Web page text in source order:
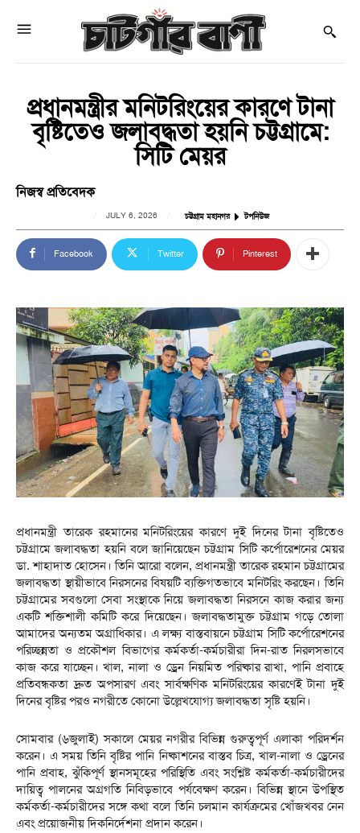
প্রধানমন্ত্রীর মনিটরিংয়ের কারণে টানা
বৃষ্টিতেও জলাবদ্ধতা হয়নি চট্টগ্রামে:
সিটি মেয়র
নিজস্ব প্রতিবেদক
JULY 6, 2026 চট্টগ্রাম মহানগর টপনিউজ
Facebook Twitter Pinterest
প্রধানমন্ত্রী তারেক রহমানের মনিটরিংয়ের কারণে দুই দিনের টানা বৃষ্টিতেও
চট্টগ্রামে জলাবদ্ধতা হয়নি বলে জানিয়েছেন চট্টগ্রাম সিটি কর্পোরেশনের মেয়র
ডা. শাহাদাত হোসেন। তিনি আরো বলেন, প্রধানমন্ত্রী তারেক রহমান চট্টগ্রামের
জলাবদ্ধতা স্থায়ীভাবে নিরসনের বিষয়টি ব্যক্তিগতভাবে মনিটরিং করছেন। তিনি
চট্টগ্রামের সবগুলো সেবা সংস্থাকে নিয়ে জলাবদ্ধতা নিরসনে কাজ করার জন্য
একটি শক্তিশালী কমিটি করে দিয়েছেন। জলাবদ্ধতামুক্ত চট্টগ্রাম গড়ে তোলা
আমাদের অন্যতম অগ্রাধিকার। এ লক্ষ্য বাস্তবায়নে চট্টগ্রাম সিটি কর্পোরেশনের
পরিচ্ছন্নতা ও প্রকৌশল বিভাগের কর্মকর্তা-কর্মচারীরা দিন-রাত নিরলসভাবে
কাজ করে যাচ্ছেন। খাল, নালা ও ড্রেন নিয়মিত পরিষ্কার রাখা, পানি প্রবাহে
প্রতিবন্ধকতা দ্রুত অপসারণ এবং সার্বক্ষণিক মনিটরিংয়ের কারণেই টানা দুই
দিনের বৃষ্টির পরও নগরীতে কোনো উল্লেখযোগ্য জলাবদ্ধতা সৃষ্টি হয়নি।
সোমবার (৬জুলাই) সকালে মেয়র নগরীর বিভিন্ন গুরুত্বপূর্ণ এলাকা পরিদর্শন
করেন। এ সময় তিনি বৃষ্টির পানি নিষ্কাশনের বাস্তব চিত্র, খাল-নালা ও ড্রেনের
পানি প্রবাহ, ঝুঁকিপূর্ণ স্থানসমূহের পরিস্থিতি এবং সংশ্লিষ্ট কর্মকর্তা-কর্মচারীদের
দায়িত্ব পালনের অগ্রগতি নিবিড়ভাবে পর্যবেক্ষণ করেন। বিভিন্ন স্থানে উপস্থিত
কর্মকর্তা-কর্মচারীদের সঙ্গে কথা বলে তিনি চলমান কার্যক্রমের খোঁজখবর নেন
এবং প্রয়োজনীয় দিকনির্দেশনা প্রদান করেন।